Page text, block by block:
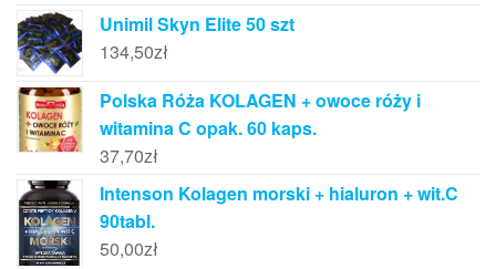
Unimil Skyn Elite 50 szt
134,50zł
Polska Róża KOLAGEN + owoce róży i
witamina C opak. 60 kaps.
37,70zł
Intenson Kolagen morski + hialuron + wit.C
90tabl.
50,00zł